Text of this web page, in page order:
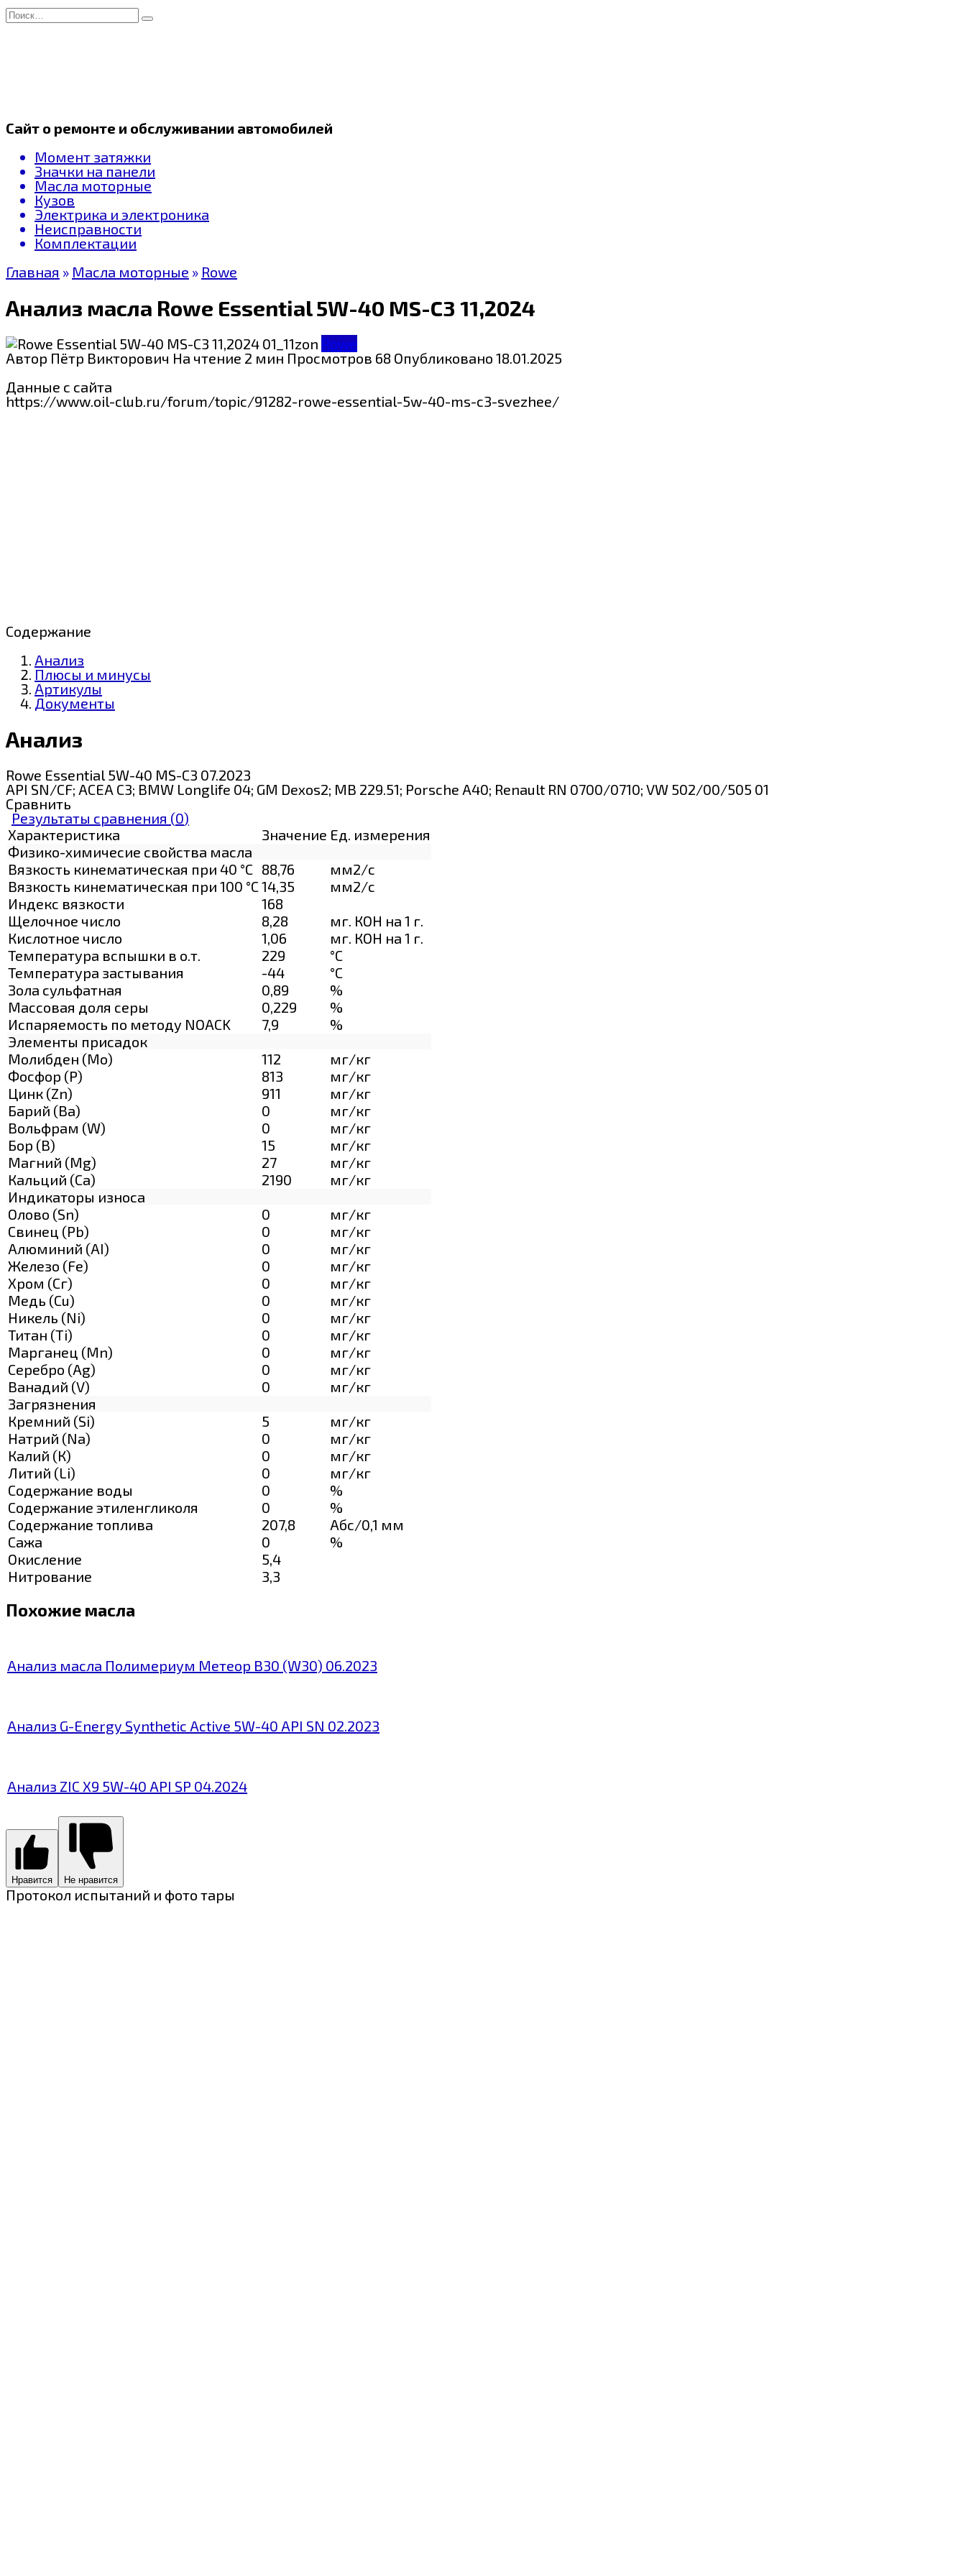
Перейти
к
Search
for:
Сайт о ремонте и обслуживании автомобилей
Момент затяжки
Значки на панели
Масла моторные
Кузов
Электрика и электроника
Неисправности
Комплектации
Главная » Масла моторные » Rowe
Анализ масла Rowe Essential 5W-40 MS-C3 11,2024
Rowe
Автор Пётр Викторович На чтение 2 мин Просмотров 68 Опубликовано 18.01.2025
Данные с сайта
https://www.oil-club.ru/forum/topic/91282-rowe-essential-5w-40-ms-c3-svezhee/
Содержание
Анализ
Плюсы и минусы
Артикулы
Документы
Анализ
Rowe Essential 5W-40 MS-C3 07.2023
API SN/CF; ACEA C3; BMW Longlife 04; GM Dexos2; MB 229.51; Porsche A40; Renault RN 0700/0710; VW 502/00/505 01
Сравнить
Результаты сравнения (0)
Характеристика
Значение Ед. измерения
Физико-химичесие свойства масла
Вязкость кинематическая при 40 °С 88,76
мм2/с
Вязкость кинематическая при 100 °С 14,35
мм2/с
Индекс вязкости
168
Щелочное число
8,28
мг. КОН на 1 г.
Кислотное число
1,06
мг. КОН на 1 г.
Температура вспышки в о.т.
229
°C
Температура застывания
-44
°C
Зола сульфатная
0,89
%
Массовая доля серы
0,229
%
Испаряемость по методу NOACK
7,9
%
Элементы присадок
Молибден (Мо)
112
мг/кг
Фосфор (Р)
813
мг/кг
Цинк (Zn)
911
мг/кг
Барий (Ва)
0
мг/кг
Вольфрам (W)
0
мг/кг
Бор (В)
15
мг/кг
Магний (Mg)
27
мг/кг
Кальций (Са)
2190
мг/кг
Индикаторы износа
Олово (Sn)
0
мг/кг
Свинец (Pb)
0
мг/кг
Алюминий (AI)
0
мг/кг
Железо (Fe)
0
мг/кг
Хром (Сг)
0
мг/кг
Медь (Cu)
0
мг/кг
Никель (Ni)
0
мг/кг
Титан (Ti)
0
мг/кг
Марганец (Mn)
0
мг/кг
Серебро (Ag)
0
мг/кг
Ванадий (V)
0
мг/кг
Загрязнения
Кремний (Si)
5
мг/кг
Натрий (Na)
0
мг/кг
Калий (К)
0
мг/кг
Литий (Li)
0
мг/кг
Содержание воды
0
%
Содержание этиленгликоля
0
%
Содержание топлива
207,8
Абс/0,1 мм
Сажа
0
%
Окисление
5,4
Нитрование
3,3
Похожие масла
Анализ масла Полимериум Метеор В30 (W30) 06.2023
Анализ G-Energy Synthetic Active 5W-40 API SN 02.2023
Анализ ZIC X9 5W-40 API SP 04.2024
Нравится Не нравится
Протокол испытаний и фото тары